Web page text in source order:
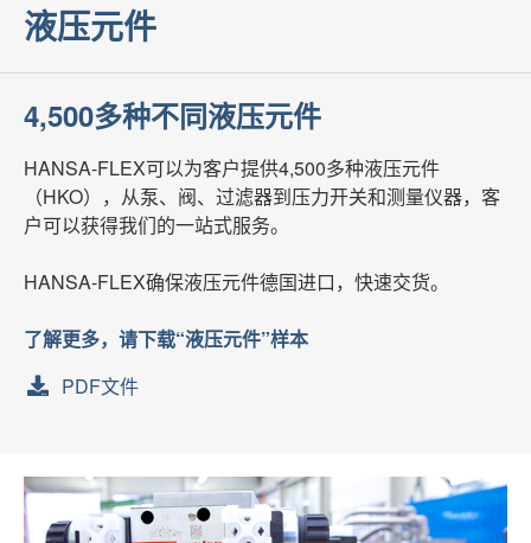
液压元件
4,500多种不同液压元件
HANSA-FLEX可以为客户提供4,500多种液压元件
（HKO），从泵、阀、过滤器到压力开关和测量仪器，客
户可以获得我们的一站式服务。
HANSA-FLEX确保液压元件德国进口，快速交货。
了解更多，请下载“液压元件”样本
PDF文件